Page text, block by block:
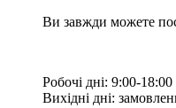
Ви завжди можете
Робочі дні: 9:00-18:00
Вихідні дні: